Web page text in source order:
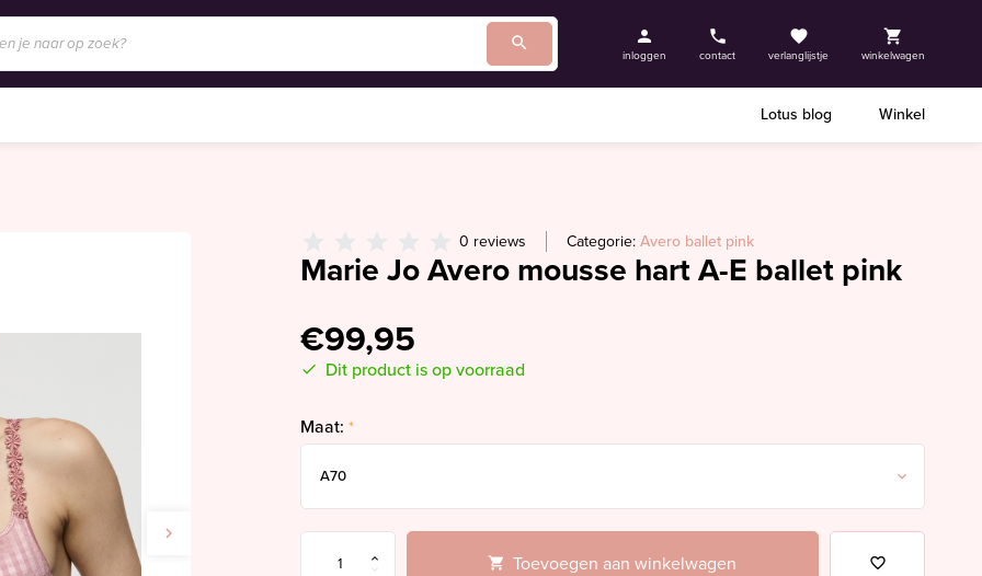
inloggen contact verlanglijstje winkelwagen
Lotus blog Winkel
0 reviews Categorie: Avero ballet pink
Marie Jo Avero mousse hart A-E ballet pink
€99,95
Dit product is op voorraad
Maat: *
Toevoegen aan winkelwagen